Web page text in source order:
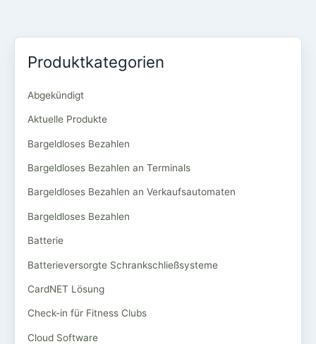
Produktkategorien
Abgekündigt
Aktuelle Produkte
Bargeldloses Bezahlen
Bargeldloses Bezahlen an Terminals
Bargeldloses Bezahlen an Verkaufsautomaten
Bargeldloses Bezahlen
Batterie
Batterieversorgte Schrankschließsysteme
CardNET Lösung
Check-in für Fitness Clubs
Cloud Software